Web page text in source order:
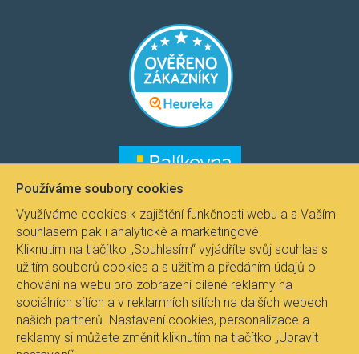
Používáme soubory cookies
Využíváme cookies k zajištění funkčnosti webu a s Vaším
souhlasem pak i analytické a marketingové.
Kliknutím na tlačítko „Souhlasím“ vyjádříte svůj souhlas s
užitím souborů cookies a s užitím a předáním údajů o
chování na webu pro zobrazení cílené reklamy na
sociálních sítích a v reklamních sítích na dalších webech
našich partnerů. Nastavení cookies, personalizace a
reklamy si můžete změnit kliknutím na tlačítko „Upravit